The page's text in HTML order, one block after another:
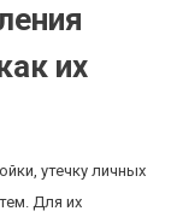
их
утечку личных
Для их